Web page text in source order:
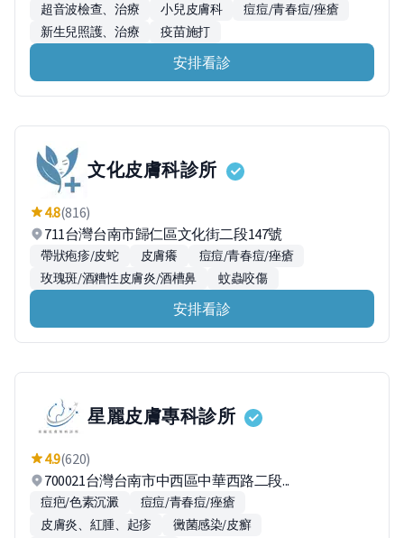
超音波檢查、治療 小兒皮膚科
痘痘/青春痘/痤瘡
新生兒照護、治療
疫苗施打
安排看診
文化皮膚科診所
4.8(816)
711台灣台南市歸仁區文化街二段147號
帶狀疱疹/皮蛇 皮膚癢
痘痘/青春痘/痤瘡
玫瑰斑/酒糟性皮膚炎/酒槽鼻
蚊蟲咬傷
安排看診
星麗皮膚專科診所
4.9(620)
700021台灣台南市中西區中華西路二段...
痘疤/色素沉澱
痘痘/青春痘/痤瘡
皮膚炎、紅腫、起疹
黴菌感染/皮癬